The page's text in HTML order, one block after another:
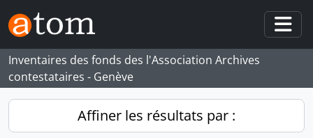
Skip to main content
Inventaires des fonds des l'Association Archives
contestataires - Genève
Affiner les résultats par :